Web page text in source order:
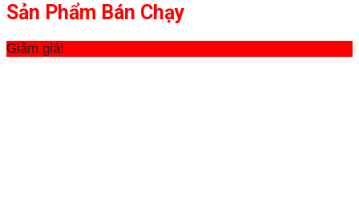
Sản Phẩm Bán Chạy
Giảm giá!